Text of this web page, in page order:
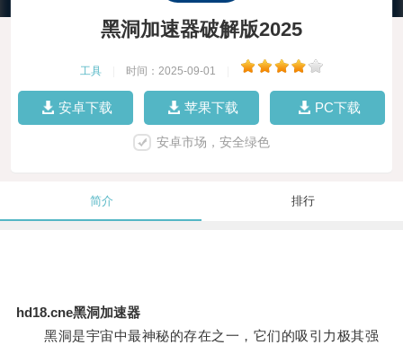
黑洞加速器破解版2025
工具 时间：2025-09-01
安卓下载 苹果下载 PC下载
安卓市场，安全绿色
简介 排行
hd18.cne黑洞加速器
黑洞是宇宙中最神秘的存在之一，它们的吸引力极其强